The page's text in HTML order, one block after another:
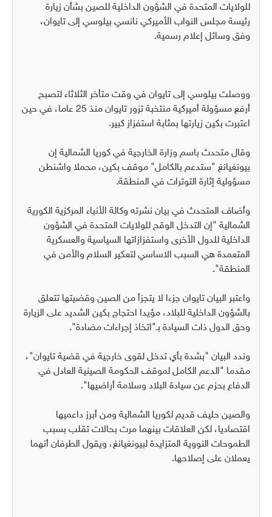
للولايات المتحدة في الشؤون الداخلية للصين بشأن زيارة
رئيسة مجلس النواب الأميركي نانسي بيلوسي إلى تايوان،
وفق وسائل إعلام رسمية.
ووصلت بيلوسي إلى تايوان في وقت متأخر الثلاثاء لتصبح
أرفع مسؤولة أميركية منتخبة تزور تايوان منذ 25 عاما، في حين
اعتبرت بكين زيارتها بمثابة استفزاز كبير.
وقال متحدث باسم وزارة الخارجية في كوريا الشمالية إن
بيونغيانغ "ستدعم بالكامل" موقف بكين، محملا واشنطن
مسؤولية إثارة التوترات في المنطقة.
وأضاف المتحدث في بيان نشرته وكالة الأنباء المركزية الكورية
الشمالية "إن التدخل الوقح للولايات المتحدة في الشؤون
الداخلية للدول الأخرى واستفزازاتها السياسية والعسكرية
المتعمدة هي السبب الاساسي لتعكير السلام والأمن في
المنطقة".
واعتبر البيان تايوان جزءا لا يتجزأ من الصين وقضيتها تتعلق
بالشؤون الداخلية للبلاد، مؤيدا احتجاج بكين الشديد على الزيارة
وحق الدول ذات السيادة بـ"اتخاذ إجراءات مضادة".
وندد البيان "بشدة بأي تدخل لقوى خارجية في قضية تايوان"،
مقدما "الدعم الكامل لموقف الحكومة الصينية العادل في
الدفاع بحزم عن سيادة البلاد وسلامة أراضيها".
والصين حليف قديم لكوريا الشمالية ومن أبرز داعميها
اقتصاديا، لكن العلاقات بينهما مرت بحالات تقلب بسبب
الطموحات النووية المتزايدة لبيونغيانغ، ويقول الطرفان أنهما
يعملان على إصلاحها.